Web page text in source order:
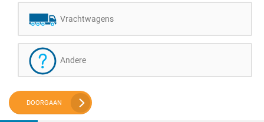
Vrachtwagens
Andere
DOORGAAN